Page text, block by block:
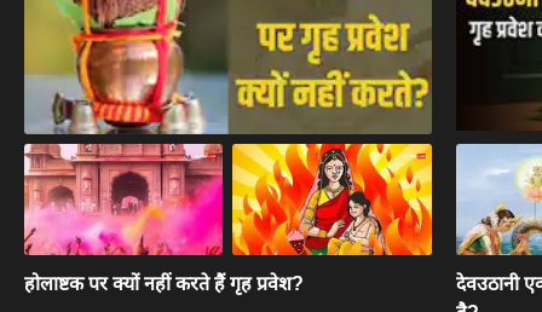
होलाष्टक पर क्यों नहीं करते हैं गृह प्रवेश?
देवउठानी